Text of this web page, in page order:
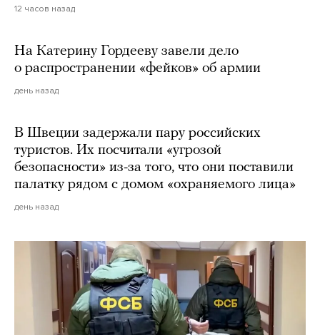
12 часов назад
На Катерину Гордееву завели дело
о распространении «фейков» об армии
день назад
В Швеции задержали пару российских
туристов. Их посчитали «угрозой
безопасности» из-за того, что они поставили
палатку рядом с домом «охраняемого лица»
день назад